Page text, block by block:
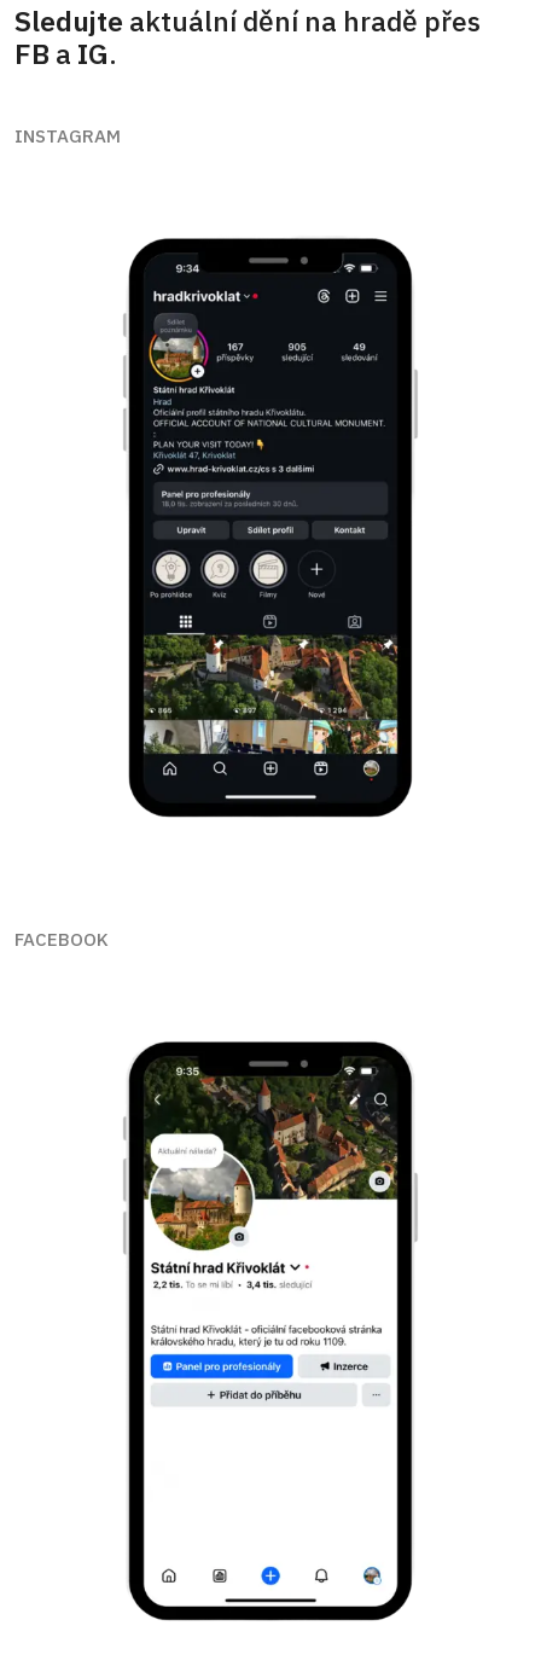
Sledujte aktuální dění na hradě přes
FB a IG.
INSTAGRAM
FACEBOOK